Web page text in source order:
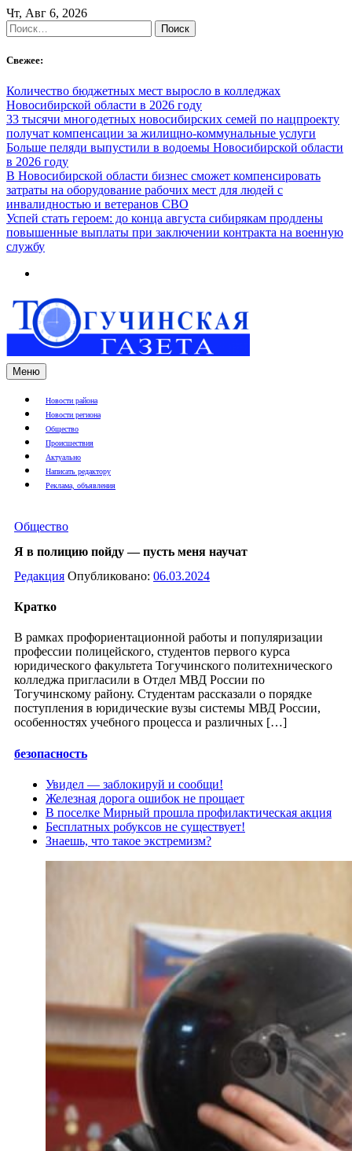
Skip
to
content
Чт, Авг 6, 2026
Найти:
Свежее:
Количество бюджетных мест выросло в колледжах
Новосибирской области в 2026 году
33 тысячи многодетных новосибирских семей по нацпроекту
получат компенсации за жилищно-коммунальные услуги
Больше пеляди выпустили в водоемы Новосибирской области
в 2026 году
В Новосибирской области бизнес сможет компенсировать
затраты на оборудование рабочих мест для людей с
инвалидностью и ветеранов СВО
Успей стать героем: до конца августа сибирякам продлены
повышенные выплаты при заключении контракта на военную
службу
Меню
Новости района
Новости региона
Общество
Происшествия
Актуально
Написать редактору
Реклама, объявления
Общество
Я в полицию пойду — пусть меня научат
Редакция Опубликовано: 06.03.2024
Кратко
В рамках профориентационной работы и популяризации
профессии полицейского, студентов первого курса
юридического факультета Тогучинского политехнического
колледжа пригласили в Отдел МВД России по
Тогучинскому району. Студентам рассказали о порядке
поступления в юридические вузы системы МВД России,
особенностях учебного процесса и различных […]
безопасность
Увидел — заблокируй и сообщи!
Железная дорога ошибок не прощает
В поселке Мирный прошла профилактическая акция
Бесплатных робуксов не существует!
Знаешь, что такое экстремизм?